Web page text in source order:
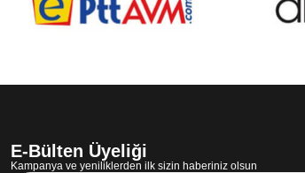
E-Bülten Üyeliği
Kampanya ve yeniliklerden ilk sizin haberiniz olsun